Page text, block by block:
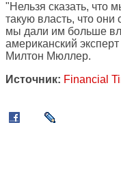
"Нельзя сказать, что
такую власть, что они
мы дали им больше
американский
Милтон Мюллер.
Источник: Financial